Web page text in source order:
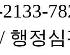
행정심